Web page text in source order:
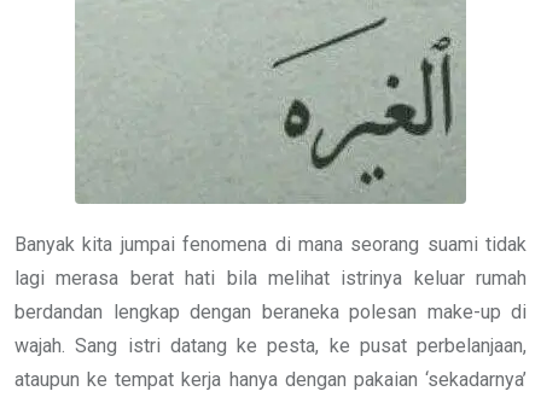
Banyak kita jumpai fenomena di mana seorang suami tidak
lagi merasa berat hati bila melihat istrinya keluar rumah
berdandan lengkap dengan beraneka polesan make-up di
wajah. Sang istri datang ke pesta, ke pusat perbelanjaan,
ataupun ke tempat kerja hanya dengan pakaian ‘sekadarnya’